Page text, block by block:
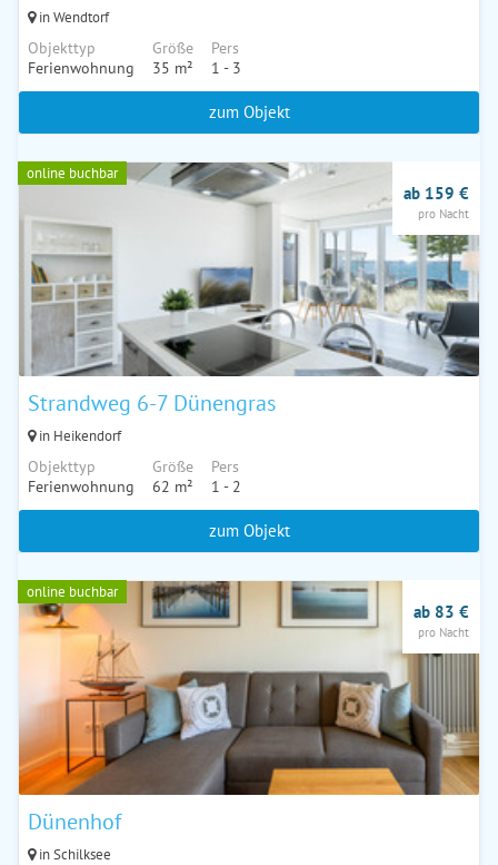
in Wendtorf
Objekttyp
Ferienwohnung
Größe
35 m²
Pers
1 - 3
zum Objekt
online buchbar
Strandweg 6-7 Dünengras
in Heikendorf
Objekttyp
Ferienwohnung
Größe
62 m²
Pers
1 - 2
ab 159 €
pro Nacht
zum Objekt
online buchbar
Dünenhof
in Schilksee
ab 83 €
pro Nacht